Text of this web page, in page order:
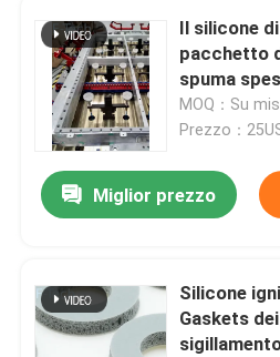
Il silicone
pacchetto
spuma
guarnizione
MOQ：Su
Prezzo：
Miglior prezzo
Silicone
Gaskets